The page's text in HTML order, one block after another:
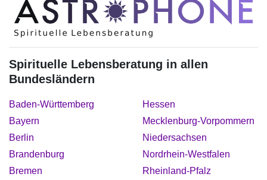
Spirituelle Lebensberatung in allen
Bundesländern
Baden-Württemberg
Bayern
Berlin
Brandenburg
Bremen
Hessen
Mecklenburg-Vorpommern
Niedersachsen
Nordrhein-Westfalen
Rheinland-Pfalz